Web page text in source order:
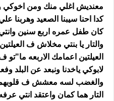
معنديش اغلي منك ومن اخوكي
كدا احنا سيبنا الصعيد
كان طفل عمره اربع سنين
والتار يا بنتي مخلاش ف
العيلتين اعمامك الاربعه
لابوكي ياخدنا ونبعد عن البلد
والغضب لسه معشش ف قلوبهم
التار هما كمان واعتقد انتي